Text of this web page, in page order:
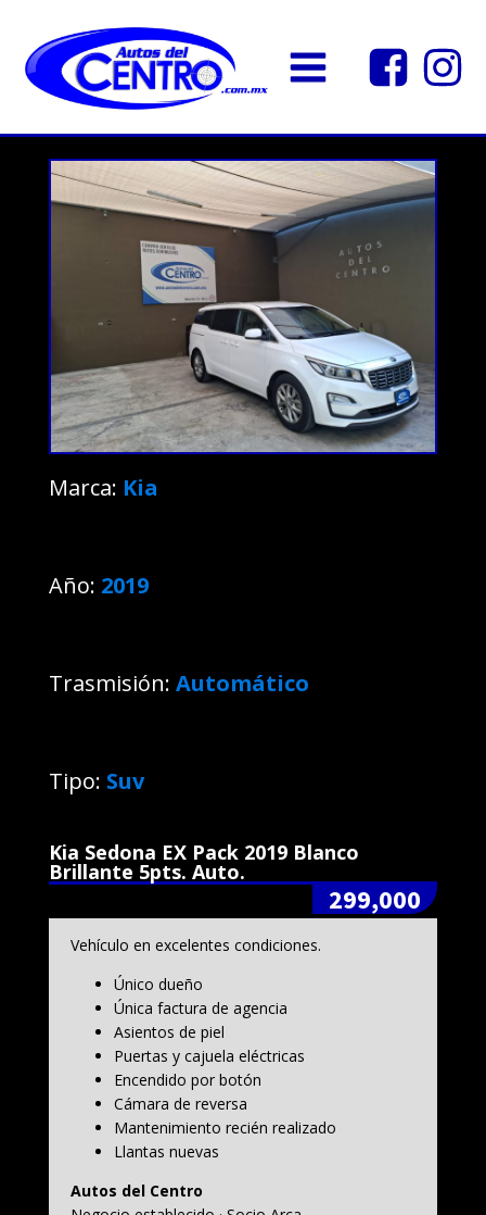
Marca: Kia
Año: 2019
Trasmisión: Automático
Tipo: Suv
Kia Sedona EX Pack 2019 Blanco
Brillante 5pts. Auto.
299,000
Vehículo en excelentes condiciones.
Único dueño
Única factura de agencia
Asientos de piel
Puertas y cajuela eléctricas
Encendido por botón
Cámara de reversa
Mantenimiento recién realizado
Llantas nuevas
Autos del Centro